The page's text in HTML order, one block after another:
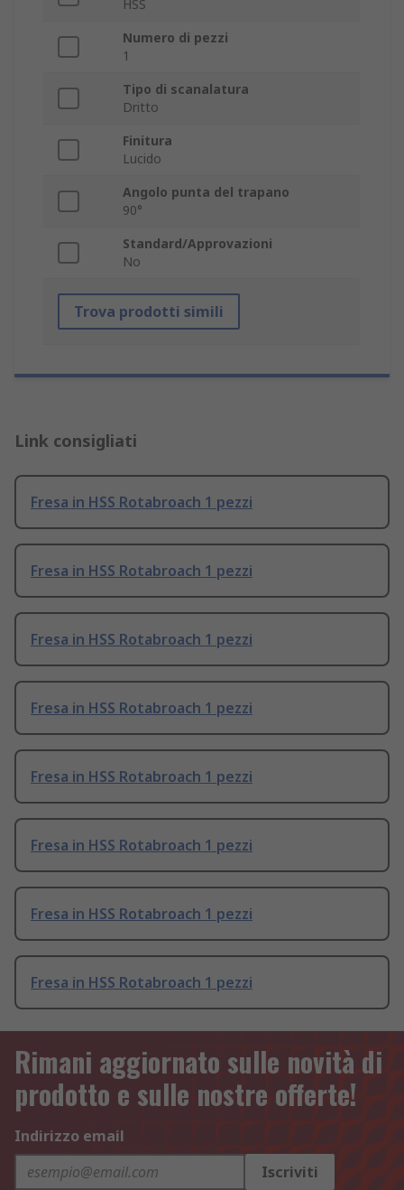
HSS
Numero di pezzi
1
Tipo di scanalatura
Dritto
Finitura
Lucido
Angolo punta del trapano
90°
Standard/Approvazioni
No
Trova prodotti simili
Link consigliati
Fresa in HSS Rotabroach 1 pezzi
Fresa in HSS Rotabroach 1 pezzi
Fresa in HSS Rotabroach 1 pezzi
Fresa in HSS Rotabroach 1 pezzi
Fresa in HSS Rotabroach 1 pezzi
Fresa in HSS Rotabroach 1 pezzi
Fresa in HSS Rotabroach 1 pezzi
Fresa in HSS Rotabroach 1 pezzi
Rimani aggiornato sulle novità di
prodotto e sulle nostre offerte!
Indirizzo email
Iscriviti